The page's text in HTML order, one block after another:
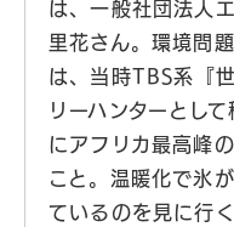
は、一般社団法人
里花さん。環境問
は、当時TBS系『
リーハンターとし
にアフリカ最高峰
こと。温暖化で氷
ているのを見に行